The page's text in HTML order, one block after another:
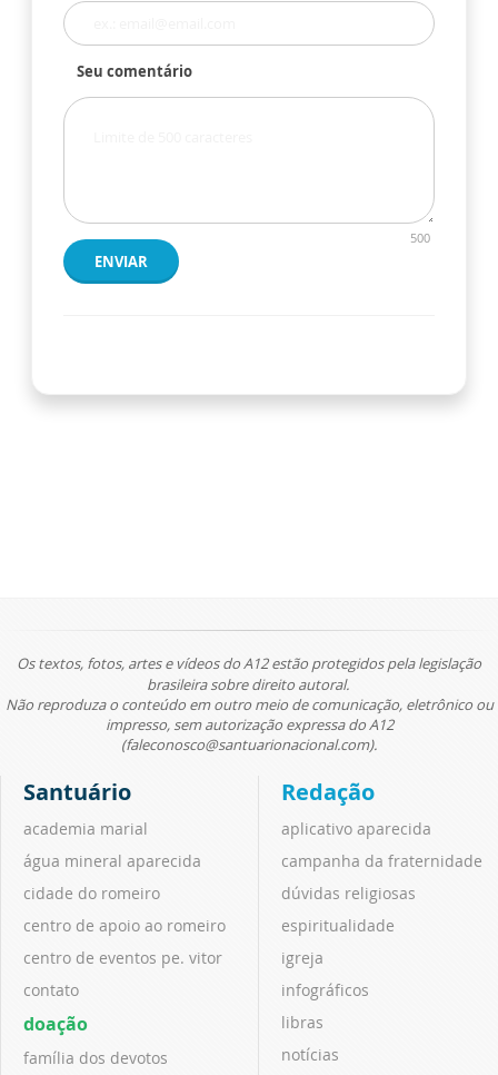
Seu comentário
500
ENVIAR
Os textos, fotos, artes e vídeos do A12 estão protegidos pela legislação
brasileira sobre direito autoral.
Não reproduza o conteúdo em outro meio de comunicação, eletrônico ou
impresso, sem autorização expressa do A12
(faleconosco@santuarionacional.com).
Santuário
academia marial
água mineral aparecida
cidade do romeiro
centro de apoio ao romeiro
centro de eventos pe. vitor
contato
doação
família dos devotos
Redação
aplicativo aparecida
campanha da fraternidade
dúvidas religiosas
espiritualidade
igreja
infográficos
libras
notícias